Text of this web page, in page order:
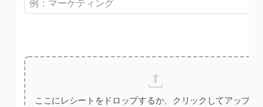
ここにレシートをドロップするか、クリックしてアップロ